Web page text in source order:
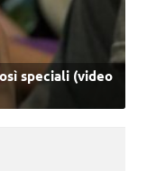
speciali (video